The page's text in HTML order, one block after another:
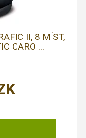
II, 8 MÍST,
CARO ...